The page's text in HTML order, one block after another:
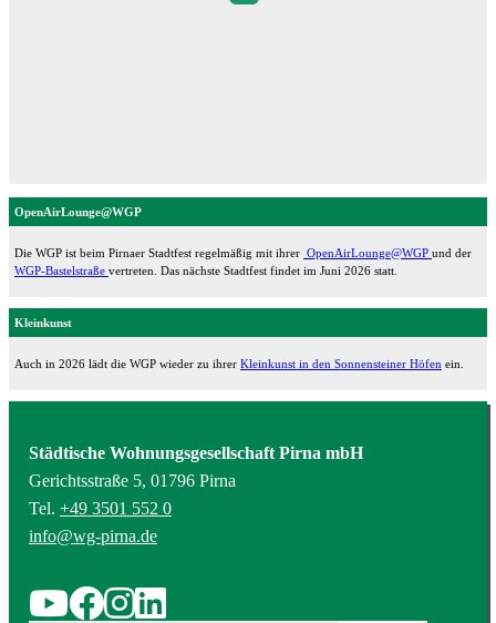
OpenAirLounge@WGP
Die WGP ist beim Pirnaer Stadtfest regelmäßig mit ihrer OpenAirLounge@WGP und der
WGP-Bastelstraße vertreten. Das nächste Stadtfest findet im Juni 2026 statt.
Kleinkunst
Auch in 2026 lädt die WGP wieder zu ihrer Kleinkunst in den Sonnensteiner Höfen ein.
Städtische Wohnungsgesellschaft Pirna mbH
Gerichtsstraße 5, 01796 Pirna
Tel. +49 3501 552 0
info@wg-pirna.de